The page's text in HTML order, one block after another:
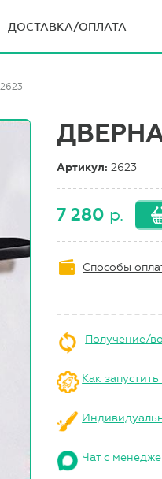
ДОСТАВКА/ОПЛАТА
Артикул:2623
7 280 р.
Способы
Получение/
Как
Чат с